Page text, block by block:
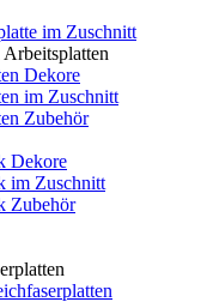
im Zuschnitt
Dekore
im Zuschnitt
Zubehör
Dekore
im Zuschnitt
Zubehör